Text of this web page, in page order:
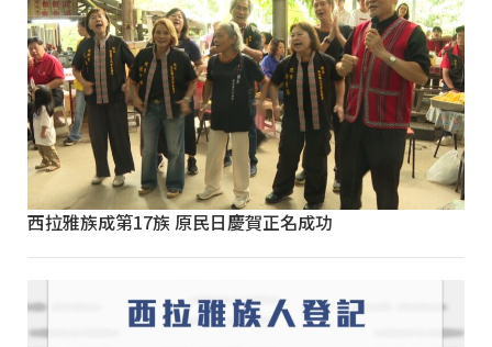
西拉雅族成第17族 原民日慶賀正名成功